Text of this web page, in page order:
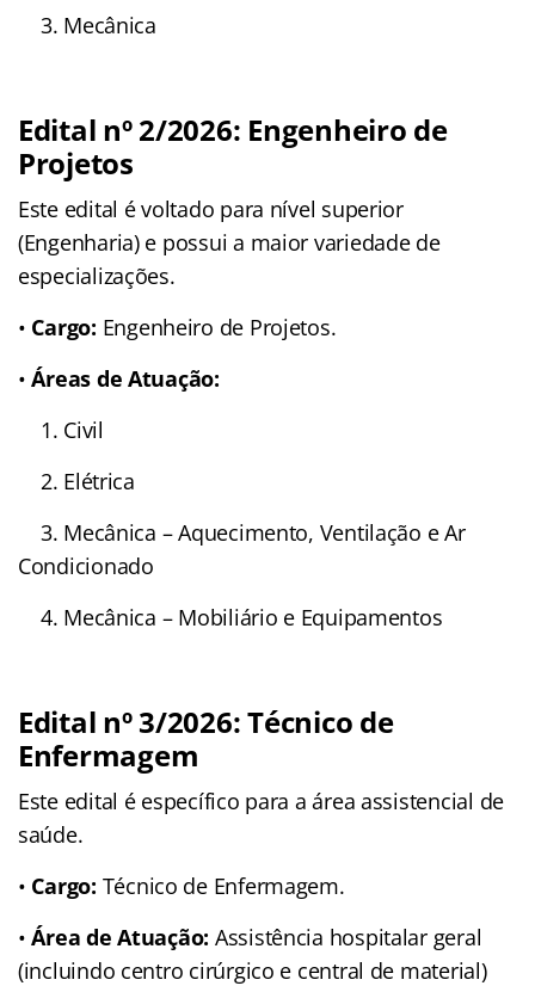
3. Mecânica
Edital nº 2/2026: Engenheiro de
Projetos
Este edital é voltado para nível superior
(Engenharia) e possui a maior variedade de
especializações.
• Cargo: Engenheiro de Projetos.
•Áreas de Atuação:
1. Civil
2. Elétrica
3. Mecânica – Aquecimento, Ventilação e Ar
Condicionado
4. Mecânica – Mobiliário e Equipamentos
Edital nº 3/2026: Técnico de
Enfermagem
Este edital é específico para a área assistencial de
saúde.
• Cargo: Técnico de Enfermagem.
•Área de Atuação: Assistência hospitalar geral
(incluindo centro cirúrgico e central de material)